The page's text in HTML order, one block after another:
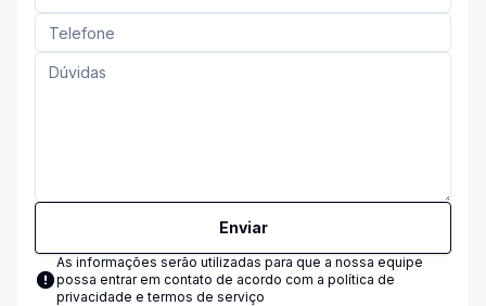
Enviar
As informações serão utilizadas para que a nossa equipe
possa entrar em contato de acordo com a política de
privacidade e termos de serviço